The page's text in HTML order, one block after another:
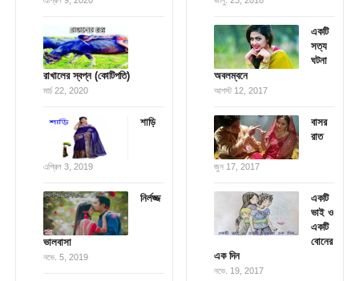
রাখালের স্বপ্ন (কোটিপতি)
মার্চ 22, 2020
শাড়ি
এপ্রিল 3, 2019
নির্লজ্জ
ভালবাসা
নভে. 5, 2019
একটি
সত্য
ঘটনা
অবলম্বনে
আগস্ট 12, 2017
বাসর
রাত
জুন 17, 2017
একটি
ভাই ও
একটি
বোনের
এক দিন
নভে. 19, 2017